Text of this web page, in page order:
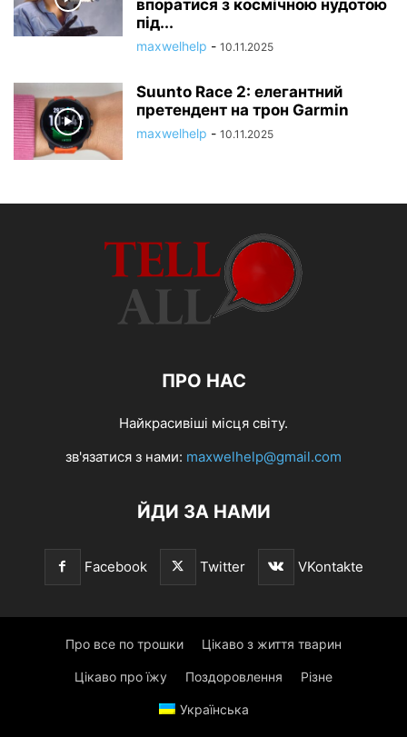
впоратися з космічною нудотою
під...
maxwelhelp - 10.11.2025
Suunto Race 2: елегантний
претендент на трон Garmin
maxwelhelp - 10.11.2025
ПРО НАС
Найкрасивіші місця світу.
зв'язатися з нами: maxwelhelp@gmail.com
ЙДИ ЗА НАМИ
Facebook Twitter VKontakte
Про все по трошки Цікаво з життя тварин
Цікаво про їжу Поздоровлення Різне
Українська